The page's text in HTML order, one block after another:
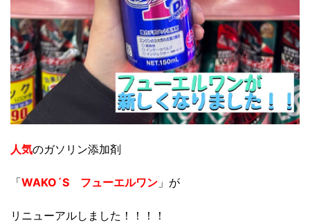
人気のガソリン添加剤
「WAKO´S フューエルワン 」が
リニューアルしました！！！！